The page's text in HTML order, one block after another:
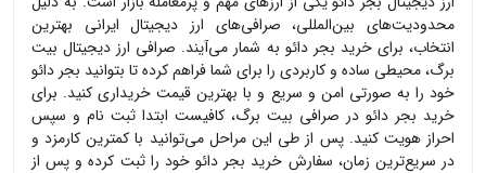
محدودیت‌های بین‌المللی، صرافی‌های ارز دیجیتال ایرانی بهترین
انتخاب، برای خرید بجر دائو به شمار می‌آیند. صرافی ارز دیجیتال بیت
برگ، محیطی ساده و کاربردی را برای شما فراهم کرده تا بتوانید بجر دائو
خود را به صورتی امن و سریع و با بهترین قیمت خریداری کنید. برای
خرید بجر دائو در صرافی بیت برگ، کافیست ابتدا ثبت نام و سپس
احراز هویت کنید. پس از طی این مراحل می‌توانید با کمترین کارمزد و
در سریع‌ترین زمان، سفارش خرید بجر دائوخود را ثبت کرده و پس از